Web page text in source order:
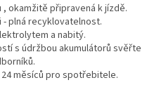
okamžitě připravená k jízdě.
plná recyklovatelnost.
a nabitý.
s údržbou akumulátorů svěřte
měsíců pro spotřebitele.